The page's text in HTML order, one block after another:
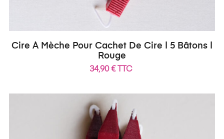
Cire À Mèche Pour Cachet De Cire | 5 Bâtons |
Rouge
34,90 € TTC